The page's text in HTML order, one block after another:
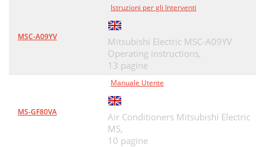
MSC-A09YV
Istruzioni per gli Interventi
Mitsubishi Electric MSC-A09YV
Operating instructions,
13 pagine
MS-GF80VA
Manuale Utente
Air Conditioners Mitsubishi Electric
MS,
10 pagine